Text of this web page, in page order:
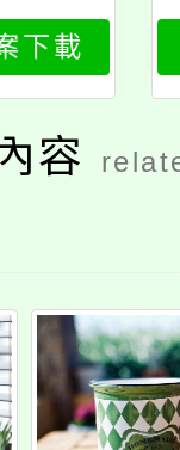
人專戶
撫儲金
管理運
總說
明
下載
容